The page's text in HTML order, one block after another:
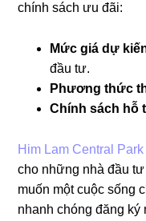
chính sách ưu đãi:
Mức giá dự
đầu tư.
Phương thức
Chính sách hỗ
Him Lam Central
cho những nhà đầu
muốn một cuộc sống
nhanh chóng đăng ký